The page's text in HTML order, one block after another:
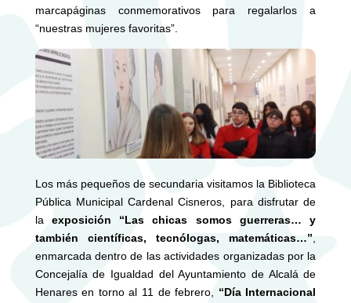
marcapáginas conmemorativos para regalarlos a
“nuestras mujeres favoritas”.
Los más pequeños de secundaria visitamos la Biblioteca
Pública Municipal Cardenal Cisneros, para disfrutar de
laexposición “Las chicas somos guerreras… y
también científicas, tecnólogas, matemáticas…”
enmarcada dentro de las actividades organizadas por la
Concejalía de Igualdad del Ayuntamiento de Alcalá de
Henares en torno al 11 de febrero, “Día Internacional